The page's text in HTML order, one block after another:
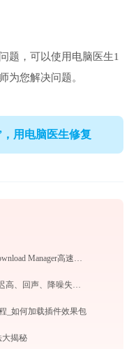
题，可以使用电脑医生1
为您解决问题。
用电脑医生修复
IDM下载工具使用教程：Internet Download Manager高速下载与视频抓取完全指南
KOOK语音优化设置教程：解决延迟高、回声、降噪失效问题
_如何加载插件效果包
大揭秘